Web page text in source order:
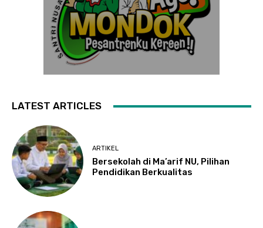
LATEST ARTICLES
ARTIKEL
Bersekolah di Ma’arif NU, Pilihan
Pendidikan Berkualitas